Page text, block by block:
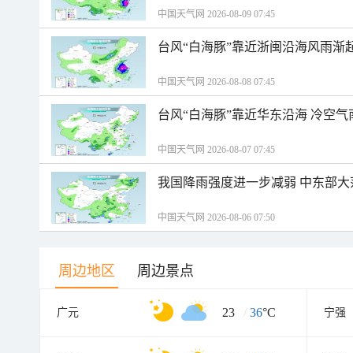
中国天气网 2026-08-09 07:45
台风“白海豚”靠近浙闽沿海风雨渐
中国天气网 2026-08-08 07:45
台风“白海豚”靠近华东沿海 冷空
中国天气网 2026-08-07 07:45
我国降雨强度进一步减弱 中东部
中国天气网 2026-08-06 07:50
周边地区 周边景点
广元 23 / 36°C 宁强